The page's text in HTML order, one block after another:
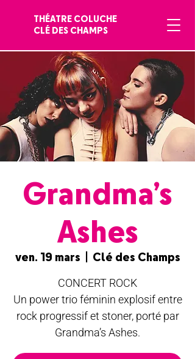
THÉATRE COLUCHE
CLÉ DES CHAMPS
Grandma’s
Ashes
ven. 19 mars Clé des Champs
CONCERT ROCK
Un power trio féminin explosif entre
rock progressif et stoner, porté par
Grandma’s Ashes.